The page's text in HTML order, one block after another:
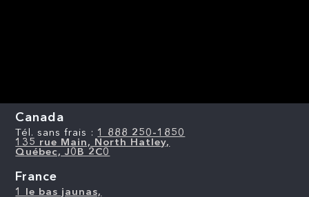
Canada
Tél. sans frais : 1 888 250-1850
135 rue Main, North Hatley,
Québec, J0B 2C0
France
1 le bas jaunas,